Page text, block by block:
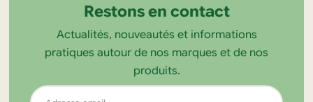
boutique
Tendance
Restons en contact
Actualités, nouveautés et informations
pratiques autour de nos marques et de nos
produits.
Adresse